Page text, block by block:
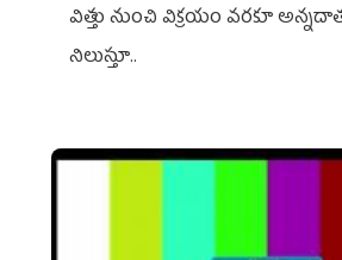
విత్తు నుంచి విక్రయం వరకూ
నిలుస్తూ..